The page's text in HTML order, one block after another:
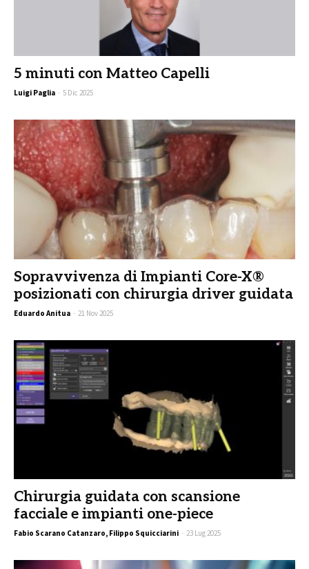
5 minuti con Matteo Capelli
Luigi Paglia - 5 Dic 2025
Sopravvivenza di Impianti Core-X®
posizionati con chirurgia driver guidata
Eduardo Anitua - 21 Nov 2025
Chirurgia guidata con scansione
facciale e impianti one-piece
Fabio Scarano Catanzaro, Filippo Squicciarini - 23 Lug 2025